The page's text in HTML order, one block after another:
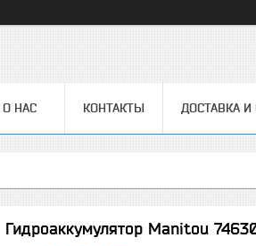
О НАС КОНТАКТЫ ДОСТАВКА И
Гидроаккумулятор Manitou